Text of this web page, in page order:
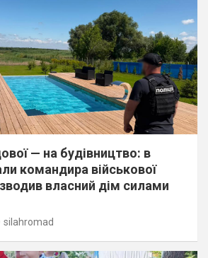
— на будівництво: в
командира військової
власний дім силами
silahromad